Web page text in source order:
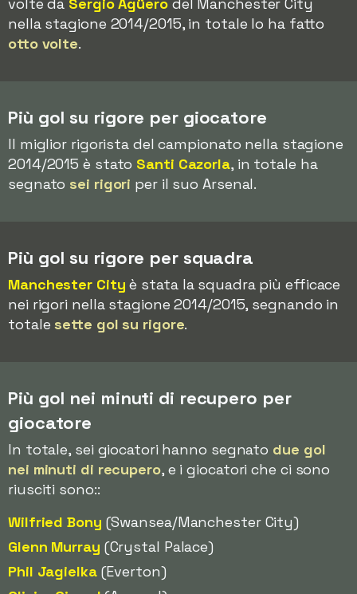
nella stagione 2014/2015, in totale lo ha fatto
otto volte.
Più gol su rigore per giocatore
Il miglior rigorista del campionato nella stagione
2014/2015 è stato Santi Cazorla, in totale ha
segnato sei rigori per il suo Arsenal.
Più gol su rigore per squadra
Manchester City è stata la squadra più efficace
nei rigori nella stagione 2014/2015, segnando in
totalesette gol su rigore.
Più gol nei minuti di recupero per
giocatore
In totale, sei giocatori hanno segnato due gol
nei minuti di recupero, e i giocatori che ci sono
riusciti sono::
Wilfried Bony (Swansea/Manchester City)
Glenn Murray (Crystal Palace)
Phil Jagielka(Everton)